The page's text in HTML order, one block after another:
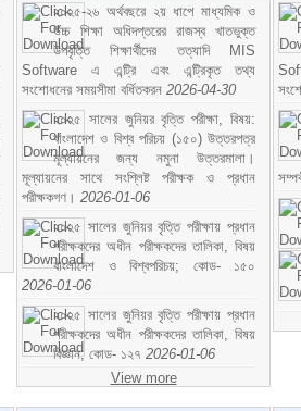
২০২৫-২৬ অর্থবছরে ২য় ধাপে মাধ্যমিক ও
উচ্চ শিক্ষা অধিদপ্তরের রাজস্ব খাতভুক্ত
উপবৃত্তি শিক্ষার্থীদের তত্যাদি MIS
Software এ এন্ট্রি এবং এন্ট্রিকৃত তথ্য
সংশোধনের সময়সীমা বর্ধিতকরন 2026-04-30
২০২৫ সালের জুনিয়র বৃত্তি পরীক্ষা, বিষয়:
বাংলাদেশ ও বিশ্ব পরিচয় (১৫০) উত্তরপত্র
মূল্যায়নের জন্য নমুনা উত্তরমালা।
মূল্যায়নের সাথে সংশ্লিষ্ট পরীক্ষক ও প্রধান
পরীক্ষকগণ। 2026-01-06
২০২৫ সালের জুনিয়র বৃত্তি পরীক্ষায় প্রধান
পরীক্ষকদের অধীন পরীক্ষকদের তালিকা, বিষয়
বাংলাদেশ ও বিশ্বপরিচয়; কোড- ১৫০
2026-01-06
২০২৫ সালের জুনিয়র বৃত্তি পরীক্ষায় প্রধান
পরীক্ষকদের অধীন পরীক্ষকদের তালিকা, বিষয়
বিজ্ঞান; কোড- ১২৭ 2026-01-06
View more